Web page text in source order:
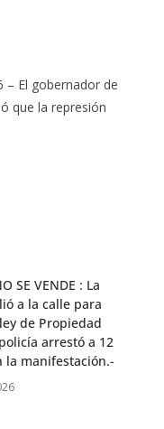
– El gobernador de
que la represión
SE VENDE : La
a la calle para
de Propiedad
arrestó a 12
la manifestación.-